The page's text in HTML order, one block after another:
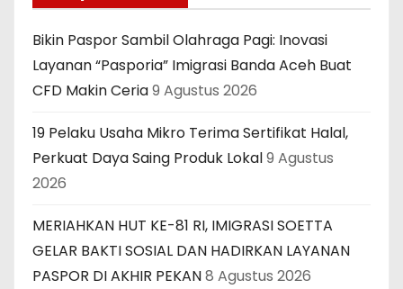
Bikin Paspor Sambil Olahraga Pagi: Inovasi
Layanan “Pasporia” Imigrasi Banda Aceh Buat
CFD Makin Ceria9 Agustus 2026
19 Pelaku Usaha Mikro Terima Sertifikat Halal,
Perkuat Daya Saing Produk Lokal9 Agustus
2026
MERIAHKAN HUT KE-81 RI, IMIGRASI SOETTA
GELAR BAKTI SOSIAL DAN HADIRKAN LAYANAN
PASPOR DI AKHIR PEKAN8 Agustus 2026